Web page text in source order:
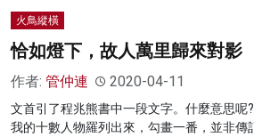
火鳥縱橫
恰如燈下，故人萬里歸來對影
作者: 管仲連 2020-04-11
文首引了程兆熊書中一段文字。什麼意思呢
我的十數人物羅列出來，勾畫一番，並非傳